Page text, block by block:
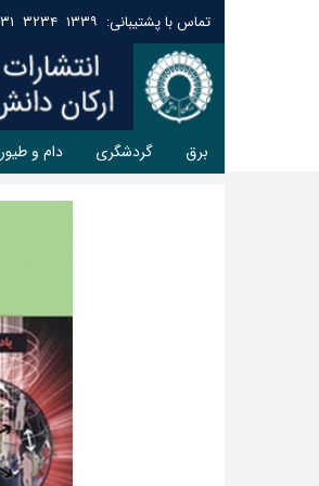
برق گردشگری دام و طیور
تماس با پشتیبانی: ۱۳۳۹ ۳۲۳۴ ۰۳۱